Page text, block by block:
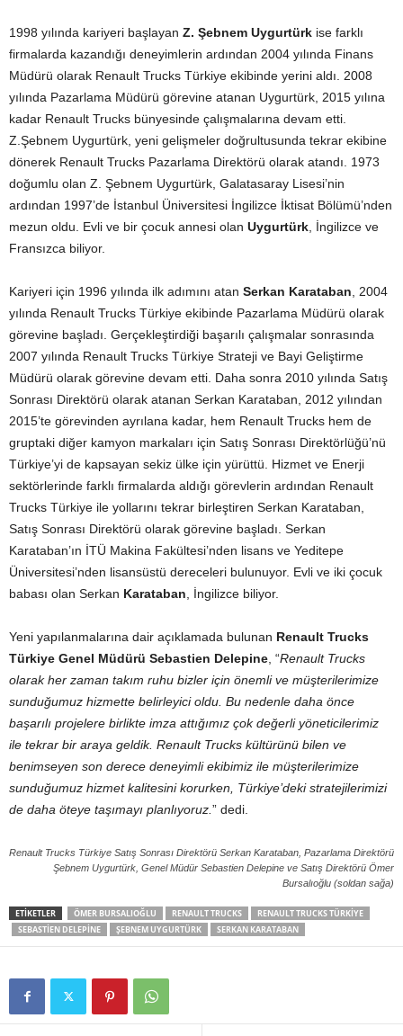
1998 yılında kariyeri başlayan Z. Şebnem Uygurtürk ise farklı
firmalarda kazandığı deneyimlerin ardından 2004 yılında Finans
Müdürü olarak Renault Trucks Türkiye ekibinde yerini aldı. 2008
yılında Pazarlama Müdürü görevine atanan Uygurtürk, 2015 yılına
kadar Renault Trucks bünyesinde çalışmalarına devam etti.
Z.Şebnem Uygurtürk, yeni gelişmeler doğrultusunda tekrar ekibine
dönerek Renault Trucks Pazarlama Direktörü olarak atandı. 1973
doğumlu olan Z. Şebnem Uygurtürk, Galatasaray Lisesi’nin
ardından 1997’de İstanbul Üniversitesi İngilizce İktisat Bölümü’nden
mezun oldu. Evli ve bir çocuk annesi olan Uygurtürk , İngilizce ve
Fransızca biliyor.
Kariyeri için 1996 yılında ilk adımını atan Serkan Karataban , 2004
yılında Renault Trucks Türkiye ekibinde Pazarlama Müdürü olarak
görevine başladı. Gerçekleştirdiği başarılı çalışmalar sonrasında
2007 yılında Renault Trucks Türkiye Strateji ve Bayi Geliştirme
Müdürü olarak görevine devam etti. Daha sonra 2010 yılında Satış
Sonrası Direktörü olarak atanan Serkan Karataban, 2012 yılından
2015’te görevinden ayrılana kadar, hem Renault Trucks hem de
gruptaki diğer kamyon markaları için Satış Sonrası Direktörlüğü’nü
Türkiye’yi de kapsayan sekiz ülke için yürüttü. Hizmet ve Enerji
sektörlerinde farklı firmalarda aldığı görevlerin ardından Renault
Trucks Türkiye ile yollarını tekrar birleştiren Serkan Karataban,
Satış Sonrası Direktörü olarak görevine başladı. Serkan
Karataban’ın İTÜ Makina Fakültesi’nden lisans ve Yeditepe
Üniversitesi’nden lisansüstü dereceleri bulunuyor. Evli ve iki çocuk
babası olan Serkan Karataban , İngilizce biliyor.
Yeni yapılanmalarına dair açıklamada bulunan Renault Trucks
Türkiye Genel Müdürü Sebastien Delepine , “Renault Trucks
olarak her zaman takım ruhu bizler için önemli ve müşterilerimize
sunduğumuz hizmette belirleyici oldu. Bu nedenle daha önce
başarılı projelere birlikte imza attığımız çok değerli yöneticilerimiz
ile tekrar bir araya geldik. Renault Trucks kültürünü bilen ve
benimseyen son derece deneyimli ekibimiz ile müşterilerimize
sunduğumuz hizmet kalitesini korurken, Türkiye’deki stratejilerimizi
de daha öteye taşımayı planlıyoruz. ” dedi.
Renault Trucks Türkiye Satış Sonrası Direktörü Serkan Karataban, Pazarlama Direktörü
Şebnem Uygurtürk, Genel Müdür Sebastien Delepine ve Satış Direktörü Ömer
Bursalıoğlu (soldan sağa)
ETIKETLER ÖMER BURSALIOĞLU RENAULT TRUCKS
RENAULT TRUCKS TÜRKIYE
SEBASTIEN DELEPINE
ŞEBNEM UYGURTÜRK SERKAN KARATABAN